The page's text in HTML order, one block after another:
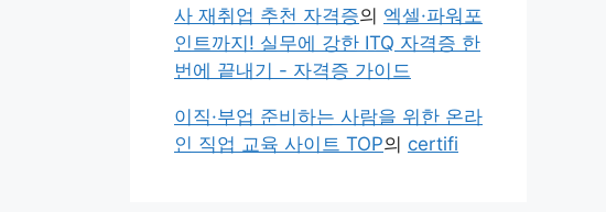
사 재취업 추천 자격증의 엑셀·파워포
인트까지! 실무에 강한 ITQ 자격증 한
번에 끝내기 - 자격증 가이드
이직·부업 준비하는 사람을 위한 온라
인 직업 교육 사이트 TOP의 certifi